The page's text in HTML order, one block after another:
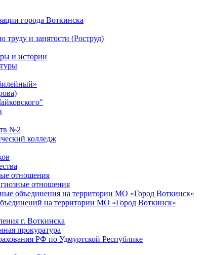
города Воткинска
труду и занятости (Роструд)
и истории
№2
колледж
отношения
отношения
объединения на территории МО «Город Воткинск»
на территории МО «Город Воткинск»
г. Воткинска
прокуратура
РФ по Удмуртской Республике